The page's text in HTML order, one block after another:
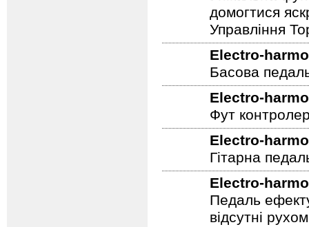
домогтися
Управління
Electro-
Басова
Electro-
Фут
Electro-
Гітарна
Electro-
Педаль
відсутні